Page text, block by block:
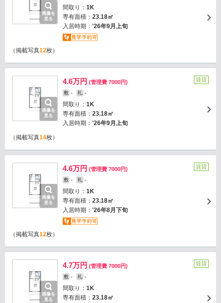
画像を
見る
間取り： 1K
専有面積： 23.18㎡
入居時期： '26年9月上旬
（掲載写真12枚）
画像を
見る
4.6万円 (管理費 7000円)
敷 - 礼 -
間取り： 1K
専有面積： 23.18㎡
入居時期： '26年9月上旬
賃貸
（掲載写真14枚）
画像を
見る
4.6万円 (管理費 7000円)
敷 - 礼 -
間取り： 1K
専有面積： 23.18㎡
入居時期： '26年8月下旬
賃貸
（掲載写真12枚）
画像を
見る
4.7万円 (管理費 7000円)
敷 - 礼 -
間取り： 1K
専有面積： 23.18㎡
賃貸